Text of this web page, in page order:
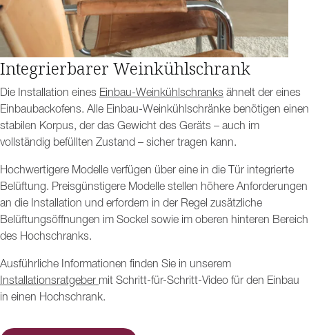
Integrierbarer Weinkühlschrank
Die Installation eines Einbau-Weinkühlschranks ähnelt der eines
Einbaubackofens. Alle Einbau-Weinkühlschränke benötigen einen
stabilen Korpus, der das Gewicht des Geräts – auch im
vollständig befüllten Zustand – sicher tragen kann.
Hochwertigere Modelle verfügen über eine in die Tür integrierte
Belüftung. Preisgünstigere Modelle stellen höhere Anforderungen
an die Installation und erfordern in der Regel zusätzliche
Belüftungsöffnungen im Sockel sowie im oberen hinteren Bereich
des Hochschranks.
Ausführliche Informationen finden Sie in unserem
Installationsratgeber mit Schritt-für-Schritt-Video für den Einbau
in einen Hochschrank.